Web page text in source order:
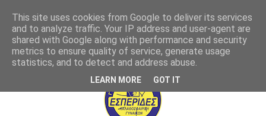
This site uses cookies from Google to deliver its services
and to analyze traffic. Your IP address and user-agent are
shared with Google along with performance and security
metrics to ensure quality of service, generate usage
statistics, and to detect and address abuse.
LEARN MORE GOT IT